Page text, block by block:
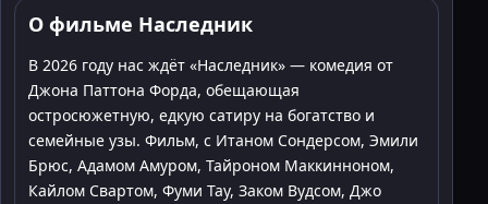
О фильме Наследник
В 2026 году нас ждёт «Наследник» — комедия от
Джона Паттона Форда, обещающая
остросюжетную, едкую сатиру на богатство и
семейные узы. Фильм, с Итаном Сондерсом, Эмили
Брюс, Адамом Амуром, Тайроном Маккинноном,
Кайлом Свартом, Фуми Тау, Заком Вудсом, Джо